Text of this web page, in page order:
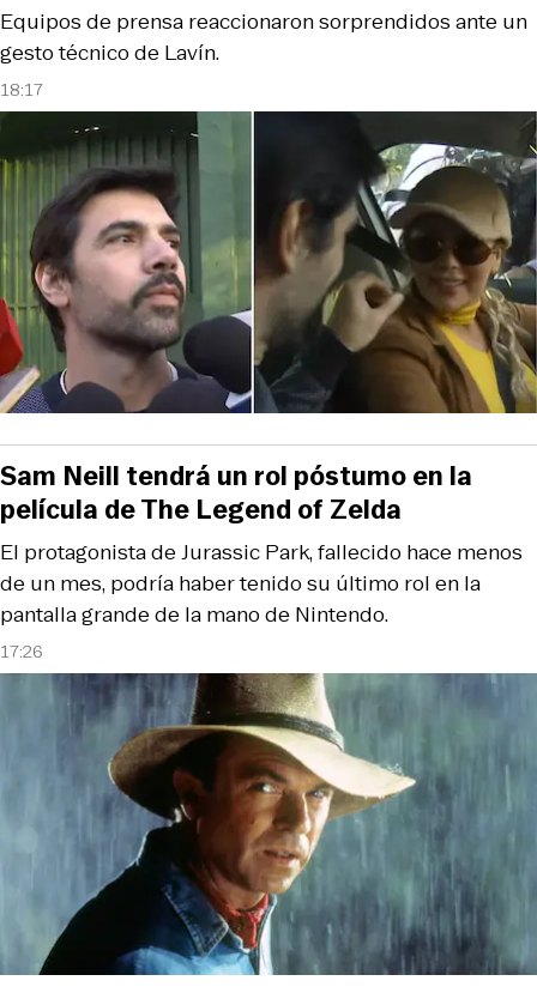
18:17
Equipos de prensa reaccionaron sorprendidos ante un
gesto técnico de Lavín.
17:26
El protagonista de Jurassic Park, fallecido hace menos
de un mes, podría haber tenido su último rol en la
pantalla grande de la mano de Nintendo.
Sam Neill tendrá un rol póstumo en la
película de The Legend of Zelda